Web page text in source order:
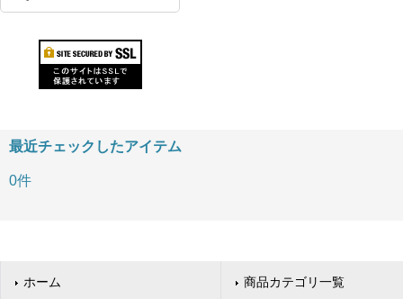
最近チェックしたアイテム
0件
ホーム
商品カテゴリ一覧